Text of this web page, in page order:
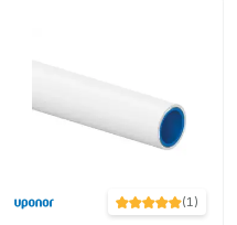
(1)